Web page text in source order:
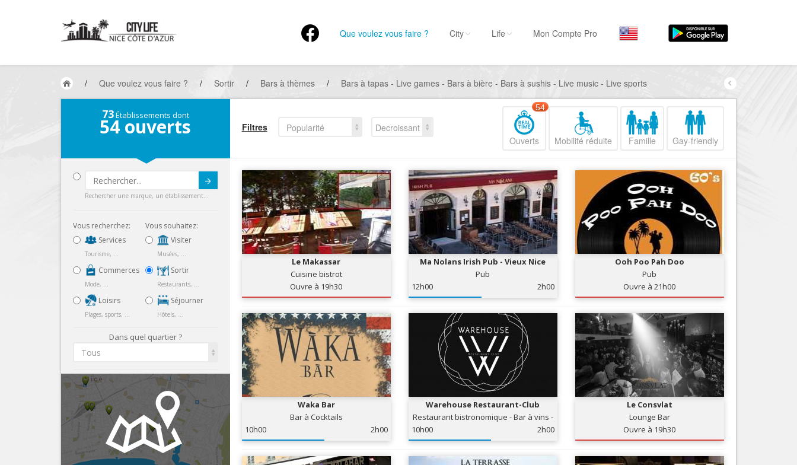
Que voulez vous faire ?
Par activité
Hôtels, ...
Visiter
Sortir
Restaurants, ...
Commerces
Mode, ...
Loisirs
Plages, sports, ...
Services
Tourisme, ...
Par quartiers
Nice Promenade du
Nice le Port
Nice le Vieux Nice
Nice le Coeur de Ville
Nice les Collines Niçoises
Nice le petit Marais Niçois
Nice la plaine du Var
Nice Aéroport
City Life Mon Compte Pro
/ Que voulez vous faire ? / Sortir / Bars à thèmes / Bars à tapas - Live games - Bars à bière - Bars à sushis - Live music - Live sports
73Établissements dont
54 ouverts
Rechercher une marque, un établissement...
Vous recherchez:
Services
Tourisme, ...
Commerces
Mode, ...
Loisirs
Plages, sports, ...
Vous souhaitez:
Visiter
Musées, ...
Sortir
Restaurants, ...
Séjourner
Hôtels, ...
Dans quel quartier ?
Tous
Filtres Popularité
Decroissant
Ouverts
54
Mobilité réduite Famille Gay-friendly
Le Makassar
Cuisine bistrot
Ouvre à 19h30
Ma Nolans Irish Pub - Vieux Nice
Pub
12h00
2h00
Ooh Poo Pah Doo
Pub
Ouvre à 21h00
Waka Bar
Bar à Cocktails
10h00
2h00
Warehouse Restaurant-Club
Restaurant bistronomique - Bar à vins -
10h00 2h00
Le Consvlat
Lounge Bar
Ouvre à 19h30